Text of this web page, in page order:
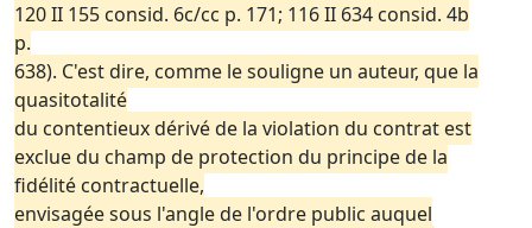
120 II 155 consid. 6c/cc p. 171; 116 II 634 consid. 4b
p.
638). C'est dire, comme le souligne un auteur, que la
quasitotalité
du contentieux dérivé de la violation du contrat est
exclue du champ de protection du principe de la
fidélité contractuelle,
envisagée sous l'angle de l'ordre public auquel